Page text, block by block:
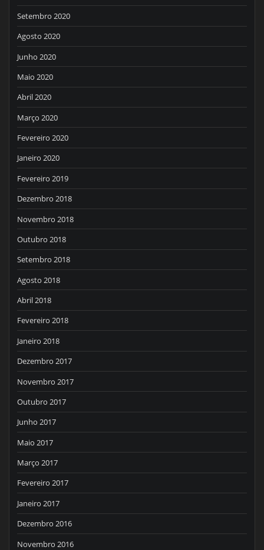
Setembro 2020
Agosto 2020
Junho 2020
Maio 2020
Abril 2020
Março 2020
Fevereiro 2020
Janeiro 2020
Fevereiro 2019
Dezembro 2018
Novembro 2018
Outubro 2018
Setembro 2018
Agosto 2018
Abril 2018
Fevereiro 2018
Janeiro 2018
Dezembro 2017
Novembro 2017
Outubro 2017
Junho 2017
Maio 2017
Março 2017
Fevereiro 2017
Janeiro 2017
Dezembro 2016
Novembro 2016